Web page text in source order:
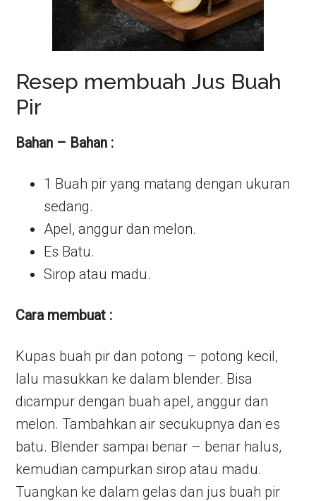
Resep membuah Jus Buah
Pir
Bahan – Bahan :
1 Buah pir yang matang dengan ukuran
sedang.
Apel, anggur dan melon.
Es Batu.
Sirop atau madu.
Cara membuat :
Kupas buah pir dan potong – potong kecil,
lalu masukkan ke dalam blender. Bisa
dicampur dengan buah apel, anggur dan
melon. Tambahkan air secukupnya dan es
batu. Blender sampai benar – benar halus,
kemudian campurkan sirop atau madu.
Tuangkan ke dalam gelas dan jus buah pir